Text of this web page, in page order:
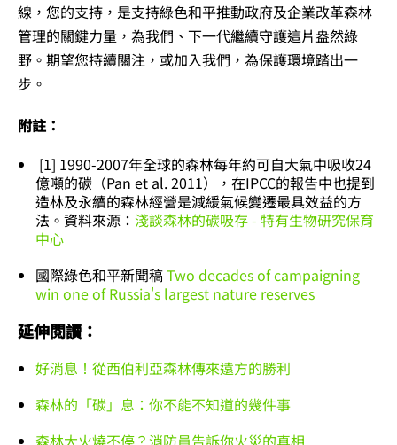
線，您的支持，是支持綠色和平推動政府及企業改革森林
管理的關鍵力量，為我們、下一代繼續守護這片盎然綠
野。期望您持續關注，或加入我們，為保護環境踏出一
步。
附註：
[1] 1990-2007年全球的森林每年約可自大氣中吸收24
億噸的碳（Pan et al. 2011），在IPCC的報告中也提到
造林及永續的森林經營是減緩氣候變遷最具效益的方
法。資料來源： 淺談森林的碳吸存 - 特有生物研究保育
中心
國際綠色和平新聞稿Two decades of campaigning
win one of Russia's largest nature reserves
延伸閱讀：
好消息！從西伯利亞森林傳來遠方的勝利
森林的「碳」息：你不能不知道的幾件事